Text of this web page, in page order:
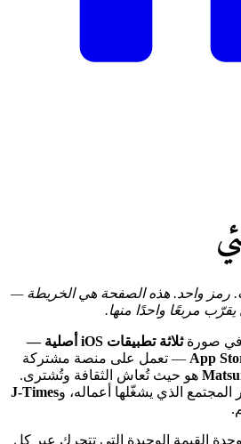
رمز واحد. هذه الصفحة هي الخريطة —
مربعًا واحدًا منها.
ثلاثة تطبيقات iOS أصلية —
— تعمل على منصة مشتركة
هو حيث تُعاش الثقافة وتُشترى.
الذي يشغّلها أعماله، وJ-Times
القيمة الوحيدة التي تتحرك عبر كل